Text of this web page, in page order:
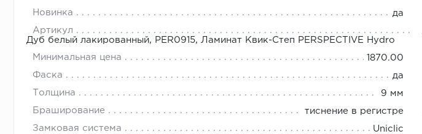
Новинка да
Артикул
Дуб белый лакированный, PER0915, Ламинат Квик-Степ PERSPECTIVE Hydro
Минимальная цена 1870.00
Фаска да
Толщина 9 мм
Браширование тиснение в регистре
Замковая система Uniclic